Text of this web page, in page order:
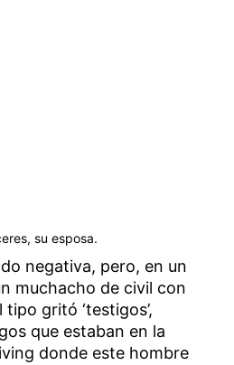
su esposa.
negativa, pero, en un
muchacho de civil con
gritó ‘testigos’,
que estaban en la
donde este hombre